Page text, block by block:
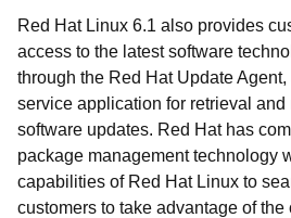
Red Hat Linux 6.1 also provides
access to the latest software
through the Red Hat Update
service application for retrieval and
software updates. Red Hat has
package management technology
capabilities of Red Hat Linux to
customers to take advantage of